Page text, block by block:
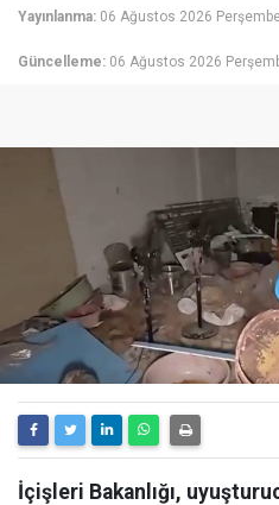
Yayınlanma: 06 Ağustos 2026
Güncelleme: 06 Ağustos 2026
İçişleri Bakanlığı,